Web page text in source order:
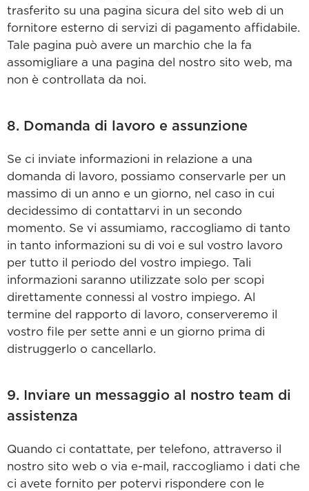
trasferito su una pagina sicura del sito web di un
fornitore esterno di servizi di pagamento affidabile.
Tale pagina può avere un marchio che la fa
assomigliare a una pagina del nostro sito web, ma
non è controllata da noi.
8. Domanda di lavoro e assunzione
Se ci inviate informazioni in relazione a una
domanda di lavoro, possiamo conservarle per un
massimo di un anno e un giorno, nel caso in cui
decidessimo di contattarvi in un secondo
momento. Se vi assumiamo, raccogliamo di tanto
in tanto informazioni su di voi e sul vostro lavoro
per tutto il periodo del vostro impiego. Tali
informazioni saranno utilizzate solo per scopi
direttamente connessi al vostro impiego. Al
termine del rapporto di lavoro, conserveremo il
vostro file per sette anni e un giorno prima di
distruggerlo o cancellarlo.
9. Inviare un messaggio al nostro team di
assistenza
Quando ci contattate, per telefono, attraverso il
nostro sito web o via e-mail, raccogliamo i dati che
ci avete fornito per potervi rispondere con le